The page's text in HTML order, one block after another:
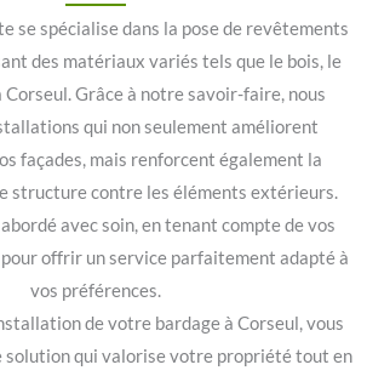
se spécialise dans la pose de revêtements
des matériaux variés tels que le bois, le
Corseul. Grâce à notre savoir-faire, nous
qui non seulement améliorent
façades, mais renforcent également la
structure contre les éléments extérieurs.
avec soin, en tenant compte de vos
offrir un service parfaitement adapté à
vos préférences.
de votre bardage à Corseul, vous
solution qui valorise votre propriété tout en